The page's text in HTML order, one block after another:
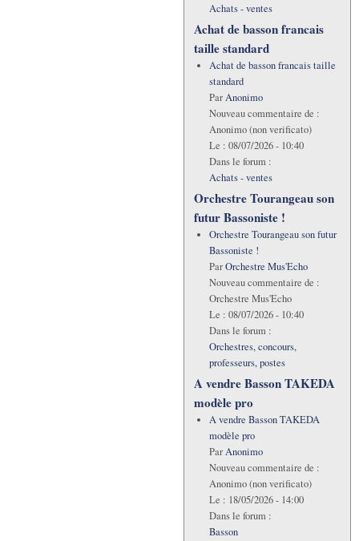
Achats - ventes
Achat de basson francais
taille standard
Achat de basson francais taille
standard
ParAnonimo
Nouveau commentaire de :
Anonimo (non verificato)
Le : 08/07/2026 - 10:40
Dans le forum :
Achats - ventes
Orchestre Tourangeau son
futur Bassoniste !
Orchestre Tourangeau son futur
Bassoniste !
ParOrchestre Mus'Echo
Nouveau commentaire de :
Orchestre Mus'Echo
Le : 08/07/2026 - 10:40
Dans le forum :
Orchestres, concours,
professeurs, postes
A vendre Basson TAKEDA
modèle pro
A vendre Basson TAKEDA
modèle pro
ParAnonimo
Nouveau commentaire de :
Anonimo (non verificato)
Le : 18/05/2026 - 14:00
Dans le forum :
Basson